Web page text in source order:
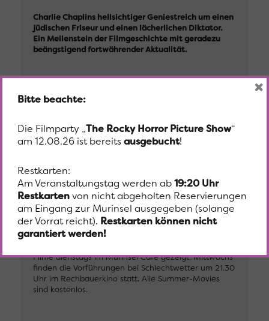
Charlie Chaplins hellsichtiger Geniestreich um einen
jüdischen Friseur und einen lächerlichen Diktator.
Ein Meilenstein der Filmgeschichte mit geradezu
beängstigend fortwährender Aktualität.
englisch OmU
Weitere Infos zum Film
Summer Movies – Zeitgenössische Filme, Visuals und
Klassiker präsentiert von OchoReSotto und dem
Filmzentrum im Rechbauerkino. Vor einzelnen
Vorstellungen gibt es Hintergrundinfos und
Filme dienstags im Murinsel Café gezeigt. Mittwochs
finden die Vorführungen bei Schlechtwetter um 21.30
Uhr im Rechbauerkino statt. Alle Summer-Movies
sind kostenlos.
Bitte beachte:
Die Filmparty „The Rocky Horror Picture Show“
am 12.08.26 ist bereitsausgebucht!
Restkarten:
Am Veranstaltungstag werden ab19:20 Uhr
Restkartenvon nicht abgeholten Reservierungen
am Eingang zur Murinsel ausgegeben (solange
der Vorrat reicht). Restkarten können nicht
garantiert werden!
×